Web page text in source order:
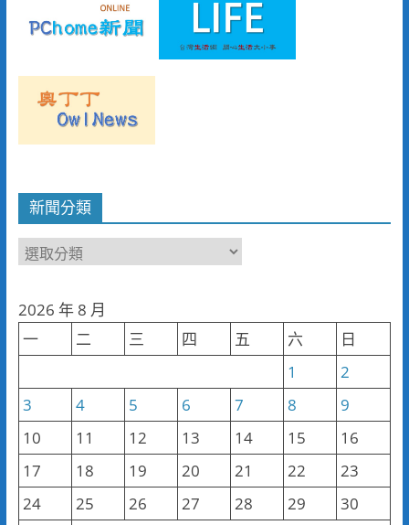
新聞分類
新
類
2026 年 8 月
一
二 三 四 五 六
日
1
2
3
4 5 6 7 8
9
10
11 12 13 14 15
16
17
18 19 20 21 22
23
24
25 26 27 28 29
30